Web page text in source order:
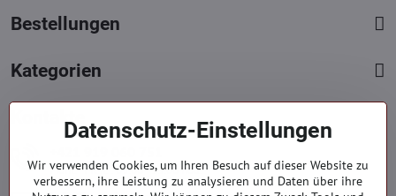
Bestellungen
Kategorien
Kontakte
Mont. - Freit. : 09:00 - 15:00 hod.
Datenschutz-Einstellungen
Wir verwenden Cookies, um Ihren Besuch auf dieser Website zu
verbessern, ihre Leistung zu analysieren und Daten über ihre